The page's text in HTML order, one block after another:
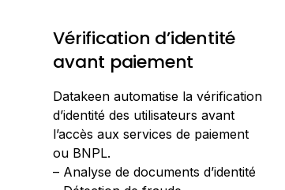
Vérification d’identité
avant paiement
Datakeen automatise la vérification
d’identité des utilisateurs avant
l’accès aux services de paiement
ou BNPL.
– Analyse de documents d’identité